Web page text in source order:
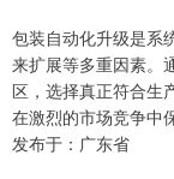
包装自动化升级是系
来扩展等多重因素。
区，选择真正符合生
在激烈的市场竞争中
发布于：广东省